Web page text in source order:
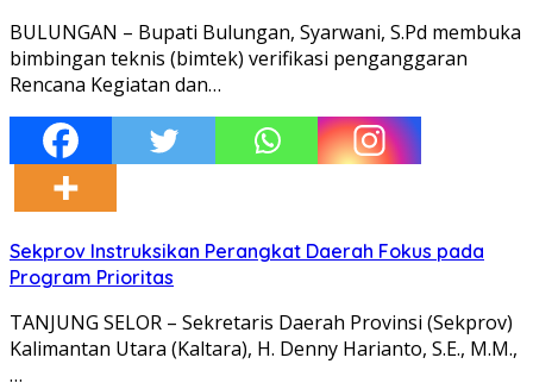
BULUNGAN – Bupati Bulungan, Syarwani, S.Pd membuka
bimbingan teknis (bimtek) verifikasi penganggaran
Rencana Kegiatan dan…
Sekprov Instruksikan Perangkat Daerah Fokus pada
Program Prioritas
TANJUNG SELOR – Sekretaris Daerah Provinsi (Sekprov)
Kalimantan Utara (Kaltara), H. Denny Harianto, S.E., M.M.,
…